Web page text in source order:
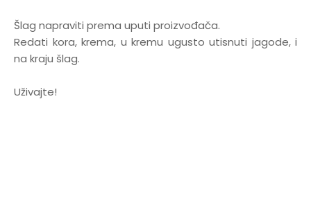
Šlag napraviti prema uputi proizvođača.
Redati kora, krema, u kremu ugusto utisnuti jagode, i
na kraju šlag.
Uživajte!